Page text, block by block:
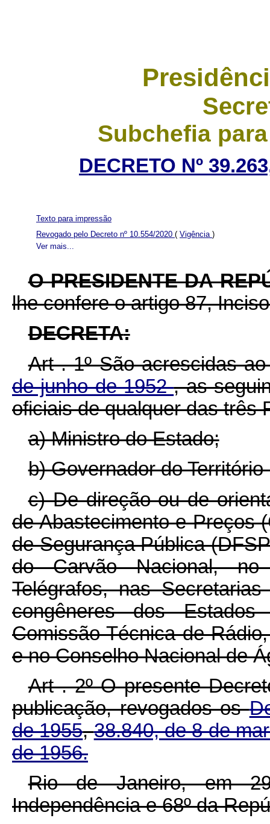
Subchefia
DECRETO Nº
Ver mais...
Texto para impressão
Revogado pelo Decreto nº 10.554/2020 ( Vigência )
O PRESIDENTE DA
lhe confere o artigo 87,
DECRETA:
Art . 1º São acrescidas
de junho de 1952, as
oficiais de qualquer das três
a) Ministro do Estado;
b) Governador do Território
c) De direção ou de
de Abastecimento e Preços
de Segurança Pública
do Carvão Nacional,
Telégrafos, nas
congêneres dos
Comissão Técnica de
e no Conselho Nacional de
Art . 2º O presente
publicação, revogados os
de 1955,38.840, de 8 de
de 1956.
Rio de Janeiro, em
Independência e 68º da